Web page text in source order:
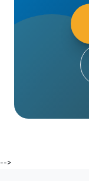
-->